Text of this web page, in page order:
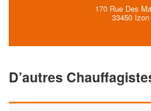
170 Rue Des
33450 Izon
D’autres